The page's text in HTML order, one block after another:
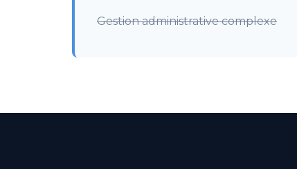
Gestion administrative complexe